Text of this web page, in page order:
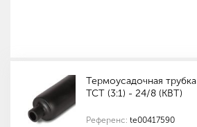
Термоусадочная трубка
ТСТ (3:1) - 24/8 (КВТ)
Референс: te00417590